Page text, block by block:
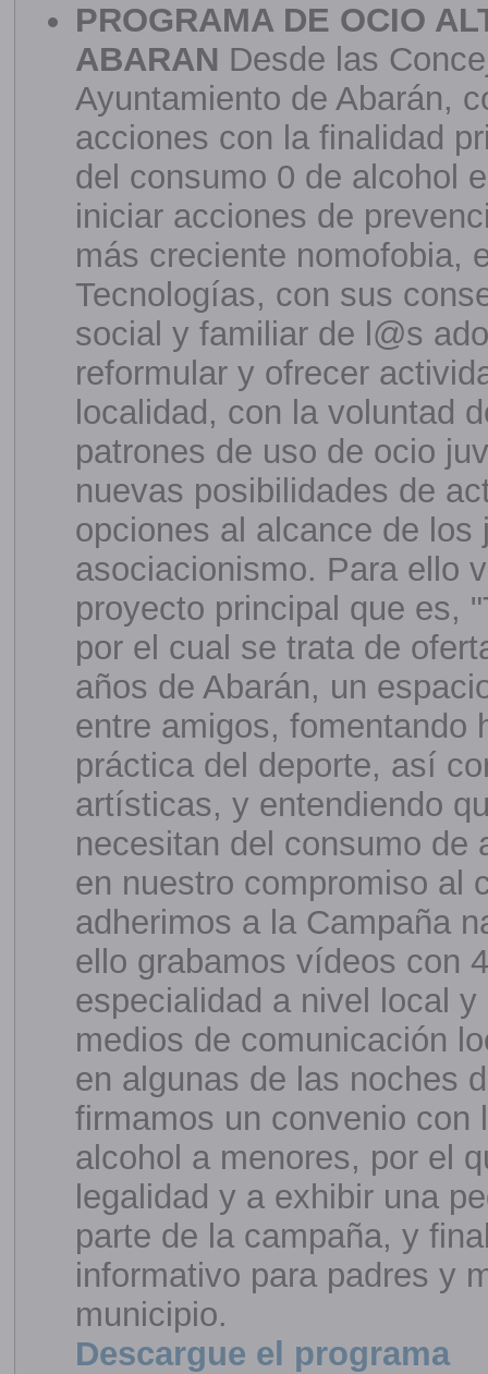
PROGRAMA DE OCIO
ABARAN Desde las
Ayuntamiento de Abarán,
acciones con la finalidad
del consumo 0 de alcohol
iniciar acciones de
más creciente nomofobia,
Tecnologías, con sus
social y familiar de l@s
reformular y ofrecer
localidad, con la voluntad
patrones de uso de ocio
nuevas posibilidades de
opciones al alcance de
asociacionismo. Para ello
proyecto principal que es,
por el cual se trata de
años de Abarán, un
entre amigos, fomentando
práctica del deporte, así
artísticas, y entendiendo
necesitan del consumo de
en nuestro compromiso al
adherimos a la Campaña
ello grabamos vídeos con
especialidad a nivel local
medios de comunicación
en algunas de las noches
firmamos un convenio con
alcohol a menores, por el
legalidad y a exhibir una
parte de la campaña, y
informativo para padres y
municipio.
Descargue el programa